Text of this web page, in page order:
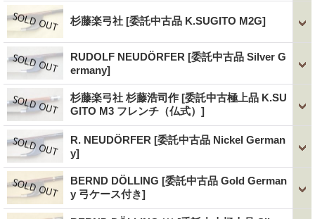
杉藤楽弓社 [委託中古品 K.SUGITO M2G]
RUDOLF NEUDÖRFER [委託中古品 Silver G
ermany]
杉藤楽弓社 杉藤浩司作 [委託中古極上品 K.SU
GITO M3 フレンチ（仏式）]
R. NEUDÖRFER [委託中古品 Nickel German
y]
BERND DÖLLING [委託中古品 Gold German
y 弓ケース付き]